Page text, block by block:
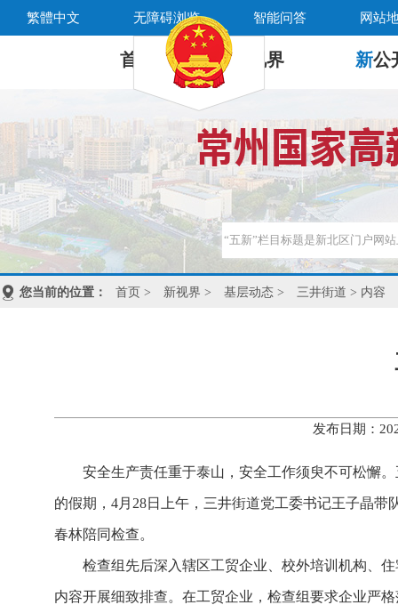
繁體中文 无障碍浏览 智能问答 网站
首 页 新 视界 新公
您当前的位置： 首页 > 新视界 > 基层动态 > 三井街道 > 内容
发布日期：
安全生产责任重于泰山，安全工作须臾不可松懈
的假期，4月28日上午，三井街道党工委书记王子晶
春林陪同检查。
检查组先后深入辖区工贸企业、校外培训机构、
内容开展细致排查。在工贸企业，检查组要求企业严